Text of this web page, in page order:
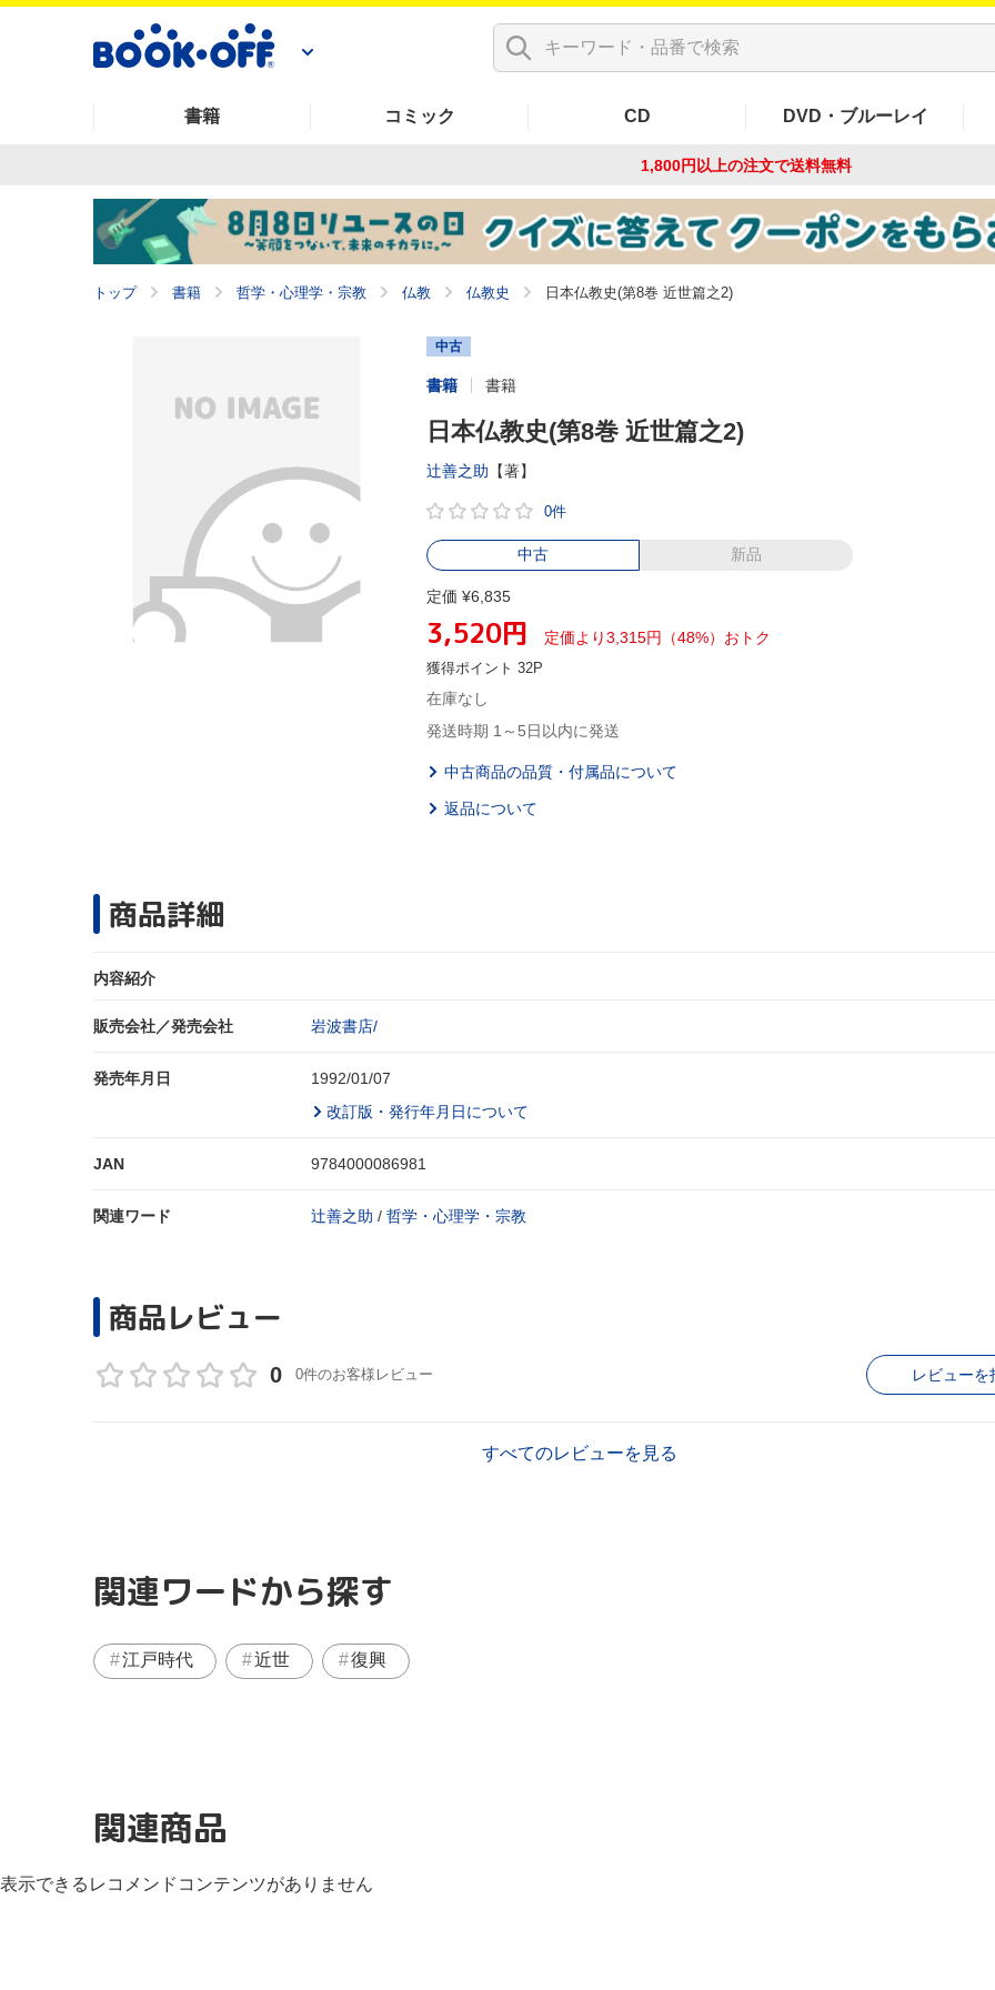
書籍 コミック CD DVD・ブルーレイ
1,800円以上の注文で送料無料
トップ 書籍 哲学・心理学・宗教 仏教 仏教史 日本仏教史(第8巻 近世篇之2)
中古
書籍 書籍
日本仏教史(第8巻 近世篇之2)
辻善之助 【著】
0件
中古 新品
定価 ¥6,835
3,520円 定価より3,315円（48%）おトク
獲得ポイント 32P
在庫なし
発送時期 1～5日以内に発送
中古商品の品質・付属品について
返品について
商品詳細
内容紹介
販売会社／発売会社 岩波書店/
発売年月日
1992/01/07
改訂版・発行年月日について
JAN 9784000086981
関連ワード 辻善之助 / 哲学・心理学・宗教
商品レビュー
0 0件のお客様レビュー レビューを
すべてのレビューを見る
関連ワードから探す
江戸時代 近世 復興
関連商品
表示できるレコメンドコンテンツがありません